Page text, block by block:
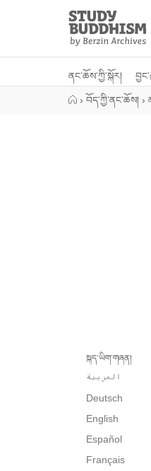
Study
Buddhism
Home
ནང་ཆོས་ཀྱི་སྐོར།
› བོད་ཀྱི་ནང་ཆོས། ›
སྐད་ཡིག་གཞན།
العربية
Deutsch
English
Español
Français